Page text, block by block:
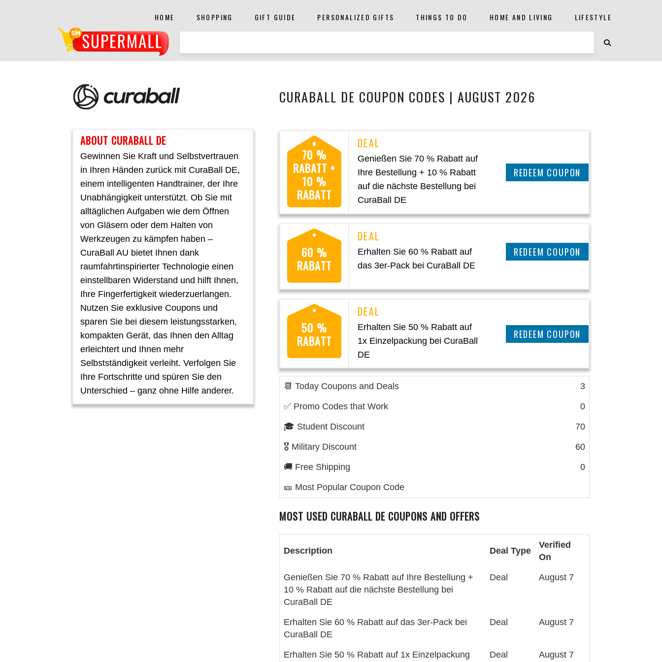
HOME SHOPPING GIFT GUIDE PERSONALIZED GIFTS THINGS TO DO HOME AND LIVING LIFESTYLE
CURABALL DE COUPON CODES | AUGUST 2026
ABOUT CURABALL DE
Gewinnen Sie Kraft und Selbstvertrauen
in Ihren Händen zurück mit CuraBall DE,
einem intelligenten Handtrainer, der Ihre
Unabhängigkeit unterstützt. Ob Sie mit
alltäglichen Aufgaben wie dem Öffnen
von Gläsern oder dem Halten von
Werkzeugen zu kämpfen haben –
CuraBall AU bietet Ihnen dank
raumfahrtinspirierter Technologie einen
einstellbaren Widerstand und hilft Ihnen,
Ihre Fingerfertigkeit wiederzuerlangen.
Nutzen Sie exklusive Coupons und
sparen Sie bei diesem leistungsstarken,
kompakten Gerät, das Ihnen den Alltag
erleichtert und Ihnen mehr
Selbstständigkeit verleiht. Verfolgen Sie
Ihre Fortschritte und spüren Sie den
Unterschied – ganz ohne Hilfe anderer.
70 %
RABATT +
10 %
RABATT
Genießen Sie 70 % Rabatt auf
Ihre Bestellung + 10 % Rabatt
auf die nächste Bestellung bei
CuraBall DE
CLAIM THIS DEAL
60 %
RABATT
Erhalten Sie 60 % Rabatt auf
das 3er-Pack bei CuraBall DE
CLAIM THIS DEAL
50 %
RABATT
Erhalten Sie 50 % Rabatt auf
1x Einzelpackung bei CuraBall
DE
CLAIM THIS DEAL
📆 Today Coupons and Deals 3
✅ Promo Codes that Work 0
🎓 Student Discount 70
🎖️ Military Discount 60
🚚 Free Shipping 0
🎫 Most Popular Coupon Code
MOST USED CURABALL DE COUPONS AND OFFERS
Description Deal Type
Verified
On
Genießen Sie 70 % Rabatt auf Ihre Bestellung +
10 % Rabatt auf die nächste Bestellung bei
CuraBall DE
Deal August 7
Erhalten Sie 60 % Rabatt auf das 3er-Pack bei
CuraBall DE
Deal August 7
Erhalten Sie 50 % Rabatt auf 1x Einzelpackung Deal August 7